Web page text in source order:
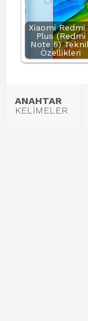
Xiaomi Redmi
Plus (Redmi
Note 5)
Özellikleri
ANAHTAR
KELİMELER